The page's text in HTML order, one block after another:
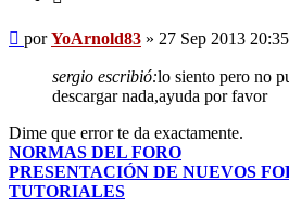
Mensaje
porYoArnold83 » 27 Sep 2013 20:35
sergio escribió:lo siento pero no
descargar nada,ayuda por favor
Dime que error te da exactamente.
NORMAS DEL FORO
PRESENTACIÓN DE NUEVOS
TUTORIALES